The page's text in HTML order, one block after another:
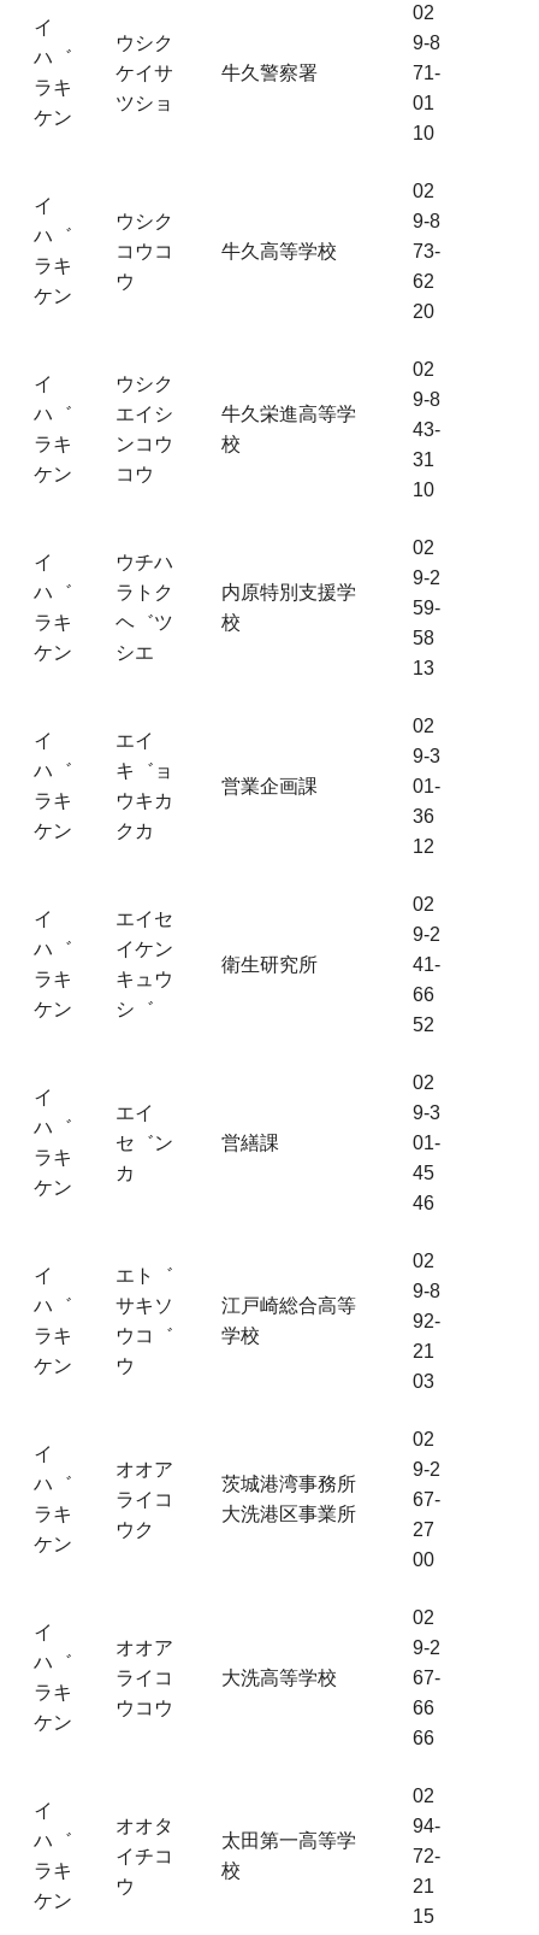
イ
ハ゛
ラキ
ケン
ウシク
ケイサ
ツショ
牛久警察署
02
9-8
71-
01
10
イ
ハ゛
ラキ
ケン
ウシク
コウコ
ウ
牛久高等学校
02
9-8
73-
62
20
イ
ハ゛
ラキ
ケン
ウシク
エイシ
ンコウ
コウ
牛久栄進高等学
校
02
9-8
43-
31
10
イ
ハ゛
ラキ
ケン
ウチハ
ラトク
ヘ゛ツ
シエ
内原特別支援学
校
02
9-2
59-
58
13
イ
ハ゛
ラキ
ケン
エイ
キ゛ョ
ウキカ
クカ
営業企画課
02
9-3
01-
36
12
イ
ハ゛
ラキ
ケン
エイセ
イケン
キュウ
シ゛
衛生研究所
02
9-2
41-
66
52
イ
ハ゛
ラキ
ケン
エイ
セ゛ン
カ
営繕課
02
9-3
01-
45
46
イ
ハ゛
ラキ
ケン
エト゛
サキソ
ウコ゛
ウ
江戸崎総合高等
学校
02
9-8
92-
21
03
イ
ハ゛
ラキ
ケン
オオア
ライコ
ウク
茨城港湾事務所
大洗港区事業所
02
9-2
67-
27
00
イ
ハ゛
ラキ
ケン
オオア
ライコ
ウコウ
大洗高等学校
02
9-2
67-
66
66
イ
ハ゛
ラキ
ケン
オオタ
イチコ
ウ
太田第一高等学
校
02
94-
72-
21
15